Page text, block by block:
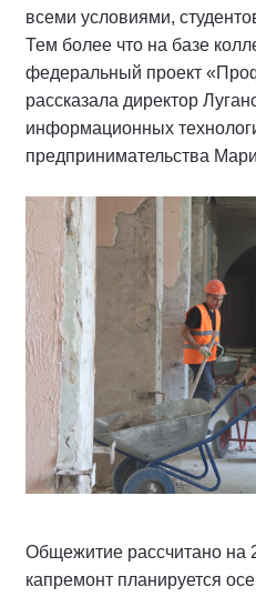
всеми условиями,
Тем более что на базе
федеральный проект
рассказала директор
информационных
предпринимательства
Общежитие рассчитано на
капремонт планируется